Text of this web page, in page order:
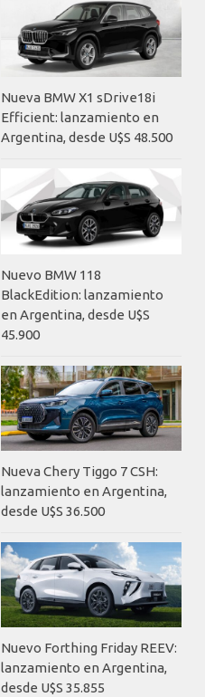
Nueva BMW X1 sDrive18i
Efficient: lanzamiento en
Argentina, desde U$S 48.500
Nuevo BMW 118
BlackEdition: lanzamiento
en Argentina, desde U$S
45.900
Nueva Chery Tiggo 7 CSH:
lanzamiento en Argentina,
desde U$S 36.500
Nuevo Forthing Friday REEV:
lanzamiento en Argentina,
desde U$S 35.855